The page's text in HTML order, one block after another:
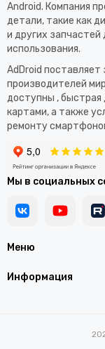
Меню
Информация
Android. Компания
детали, такие как
и других
использования.​
AdDroid
производителей
доступны , быстрая
картами, а также
ремонту
Мы в социальных